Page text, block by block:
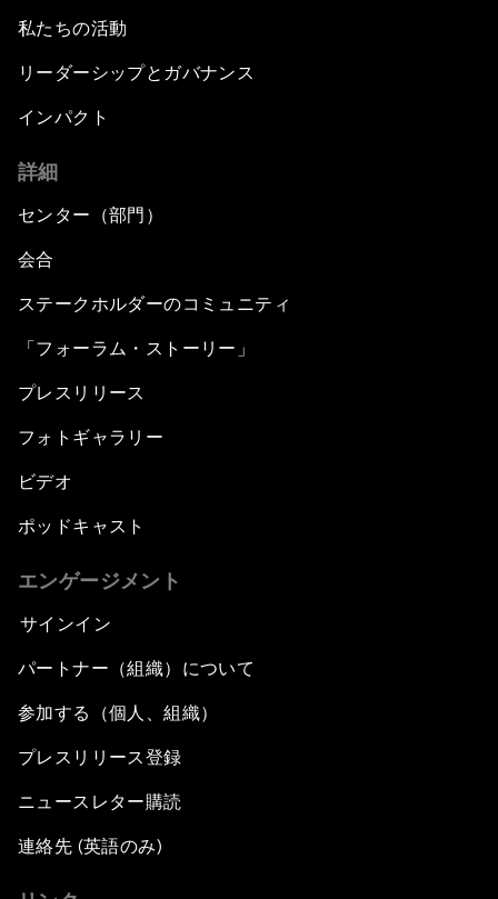
私たちの活動
リーダーシップとガバナンス
インパクト
詳細
センター（部門）
会合
ステークホルダーのコミュニティ
「フォーラム・ストーリー」
プレスリリース
フォトギャラリー
ビデオ
ポッドキャスト
エンゲージメント
サインイン
パートナー（組織）について
参加する（個人、組織）
プレスリリース登録
ニュースレター購読
連絡先 (英語のみ)